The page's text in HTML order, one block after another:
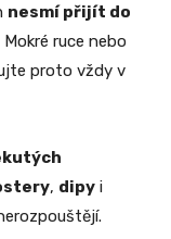
nesmí přijít do
Mokré ruce nebo
proto vždy v
, dipy i